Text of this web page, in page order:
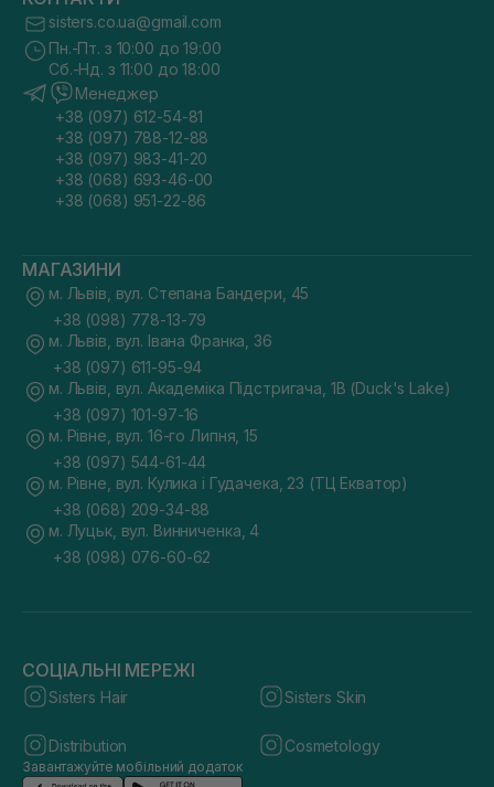
sisters.co.ua@gmail.com
Пн.-Пт. з 10:00 до 19:00
Сб.-Нд. з 11:00 до 18:00
Менеджер
+38 (097) 612-54-81
+38 (097) 788-12-88
+38 (097) 983-41-20
+38 (068) 693-46-00
+38 (068) 951-22-86
МАГАЗИНИ
м. Львів, вул. Степана Бандери, 45
+38 (098) 778-13-79
м. Львів, вул. Івана Франка, 36
+38 (097) 611-95-94
м. Львів, вул. Академіка Підстригача, 1В (Duck's Lake)
+38 (097) 101-97-16
м. Рівне, вул. 16-го Липня, 15
+38 (097) 544-61-44
м. Рівне, вул. Кулика і Гудачека, 23 (ТЦ Екватор)
+38 (068) 209-34-88
м. Луцьк, вул. Винниченка, 4
+38 (098) 076-60-62
СОЦІАЛЬНІ МЕРЕЖІ
Sisters Hair Sisters Skin
Distribution Cosmetology
Завантажуйте мобільний додаток